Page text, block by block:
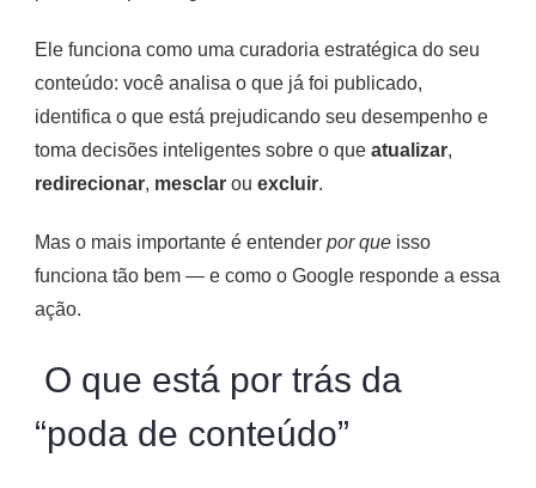
Ele funciona como uma curadoria estratégica do seu
conteúdo: você analisa o que já foi publicado,
identifica o que está prejudicando seu desempenho e
toma decisões inteligentes sobre o que atualizar,
redirecionar, mesclar ou excluir.
Mas o mais importante é entender por que isso
funciona tão bem — e como o Google responde a essa
ação.
O que está por trás da
“poda de conteúdo”